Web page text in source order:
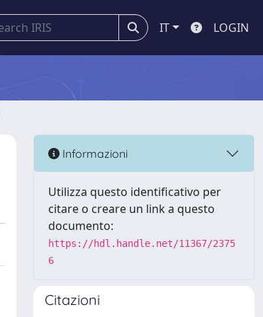
IT LOGIN
Informazioni
Utilizza questo identificativo per
citare o creare un link a questo
documento:
https://hdl.handle.net/11367/2375
6
Citazioni